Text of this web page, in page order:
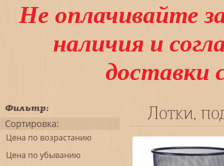
Не оплачивайте
наличия и
доставки
Фильтр:
Сортировка:
Цена по возрастанию
Цена по убыванию
Лотки,